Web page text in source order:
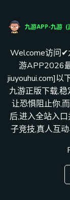
Welcome访问✔
游APP2026
jiuyouhui.com]以
九游正版下载,
让恐惧阻止你,
后,进入全站入
子竞技,真人互